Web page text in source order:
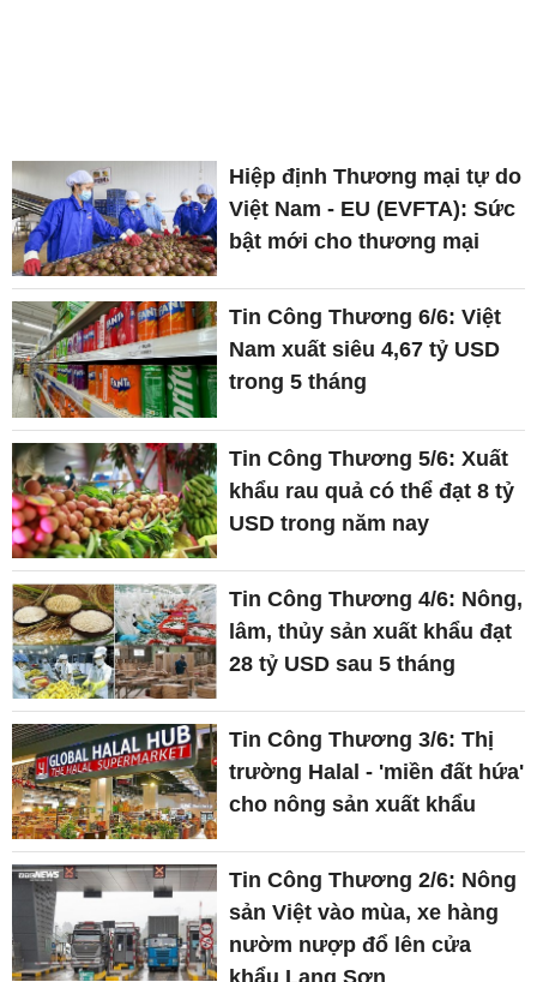
Hiệp định Thương mại tự do
Việt Nam - EU (EVFTA): Sức
bật mới cho thương mại
Tin Công Thương 6/6: Việt
Nam xuất siêu 4,67 tỷ USD
trong 5 tháng
Tin Công Thương 5/6: Xuất
khẩu rau quả có thể đạt 8 tỷ
USD trong năm nay
Tin Công Thương 4/6: Nông,
lâm, thủy sản xuất khẩu đạt
28 tỷ USD sau 5 tháng
Tin Công Thương 3/6: Thị
trường Halal - 'miền đất hứa'
cho nông sản xuất khẩu
Tin Công Thương 2/6: Nông
sản Việt vào mùa, xe hàng
nườm nượp đổ lên cửa